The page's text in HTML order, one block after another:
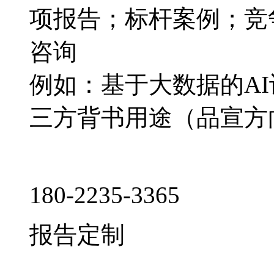
项报告；标杆案例；
咨询
例如：基于大数据的
三方背书用途（品宣
180-2235-3365
报告定制